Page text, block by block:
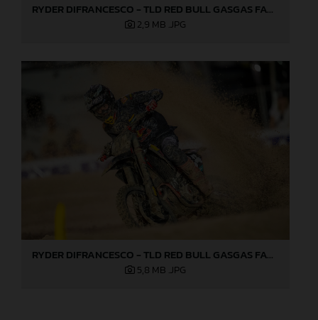
RYDER DIFRANCESCO - TLD RED BULL GASGAS FACTORY RACING - LAS VEGAS 03
2,9 MB .JPG
RYDER DIFRANCESCO - TLD RED BULL GASGAS FACTORY RACING - LAS VEGAS
5,8 MB .JPG